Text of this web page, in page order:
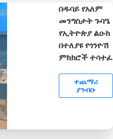
በዱባይ የአለም
መንግስታት ጉባዔ
የኢትዮጵያ ልዑክ
በተለያዩ የጎንዮሽ
ምክክሮች ተሳተፈ
ተጨማሪ
ያንብቡ